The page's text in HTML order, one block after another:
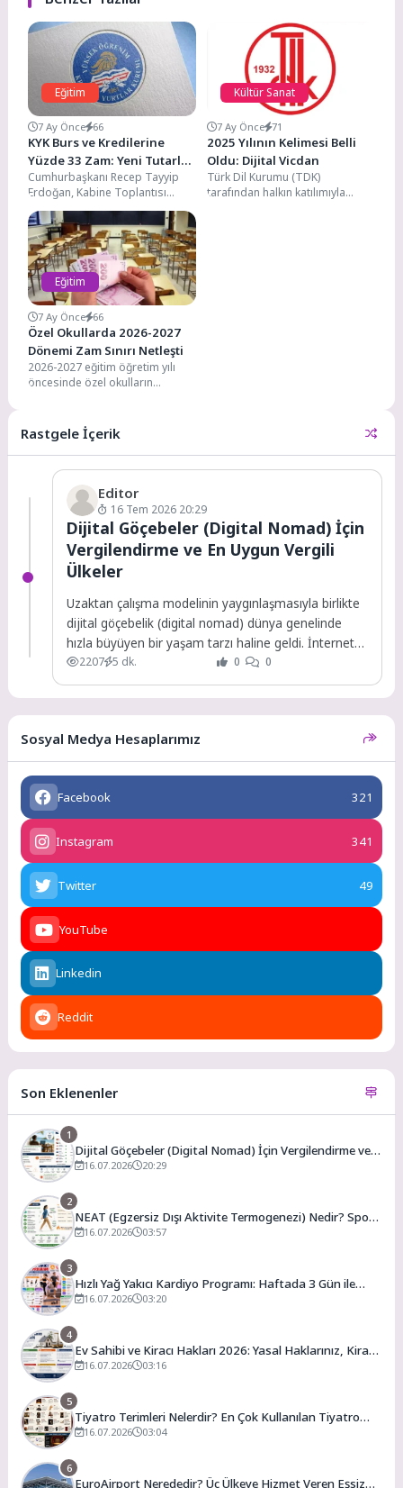
Eğitim
7 Ay Önce 66
KYK Burs ve Kredilerine
Yüzde 33 Zam: Yeni Tutarlar
Belli Oldu
Cumhurbaşkanı Recep Tayyip
Erdoğan, Kabine Toplantısı
sonrası yaptığı açıklamada burs
ve KYK kredi tutarlarına yeni...
Kültür Sanat
7 Ay Önce 71
2025 Yılının Kelimesi Belli
Oldu: Dijital Vicdan
Türk Dil Kurumu (TDK)
tarafından halkın katılımıyla
Eğitim
7 Ay Önce 66
Özel Okullarda 2026-2027
Dönemi Zam Sınırı Netleşti
2026-2027 eğitim öğretim yılı
öncesinde özel okulların
verilerinin açıklanmasının...
Rastgele İçerik
Editor
16 Tem 2026 20:29
Dijital Göçebeler (Digital Nomad) İçin
Vergilendirme ve En Uygun Vergili
Ülkeler
Uzaktan çalışma modelinin yaygınlaşmasıyla birlikte
dijital göçebelik (digital nomad) dünya genelinde
hızla büyüyen bir yaşam tarzı haline geldi. İnternet
bağlantısının...
2207 5 dk. 0 0
Sosyal Medya Hesaplarımız
Facebook 321
Instagram 341
Twitter 49
YouTube
Linkedin
Reddit
Son Eklenenler
1
Dijital Göçebeler (Digital Nomad) İçin Vergilendirme ve
En Uygun Vergili Ülkeler
16.07.2026 20:29
2
NEAT (Egzersiz Dışı Aktivite Termogenezi) Nedir? Spor
Salonuna Gitmeden Günlük Kalori Yakımınızı Artırmanın
16.07.2026 03:57
3
Hızlı Yağ Yakıcı Kardiyo Programı: Haftada 3 Gün ile
Evde Forma Girme Formülü
16.07.2026 03:20
4
Ev Sahibi ve Kiracı Hakları 2026: Yasal Haklarınız, Kira
Artış Sınırları ve Bilmeniz Gerekenler
16.07.2026 03:16
5
Tiyatro Terimleri Nelerdir? En Çok Kullanılan Tiyatro
Kavramları ve Anlamları
16.07.2026 03:04
6
EuroAirport Nerededir? Üç Ülkeye Hizmet Veren Eşsiz